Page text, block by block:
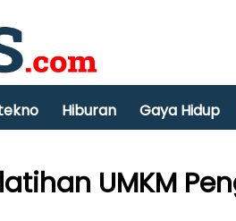
Hiburan Gaya Hidup
UMKM